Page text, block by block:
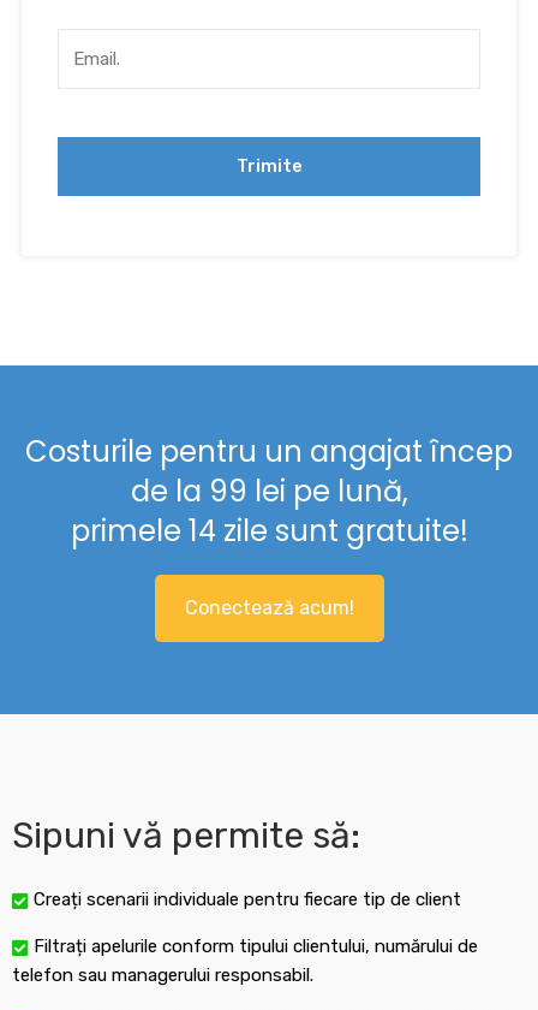
Costurile pentru un angajat încep
de la 99 lei pe lună,
primele 14 zile sunt gratuite!
Conectează acum!
Sipuni vă permite să:
Creați scenarii individuale pentru fiecare tip de client
Filtrați apelurile conform tipului clientului, numărului de
telefon sau managerului responsabil.